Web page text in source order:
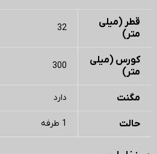
قطر (میلی
متر)
32
کورس (میلی
متر)
300
مگنت دارد
حالت 1 طرفه